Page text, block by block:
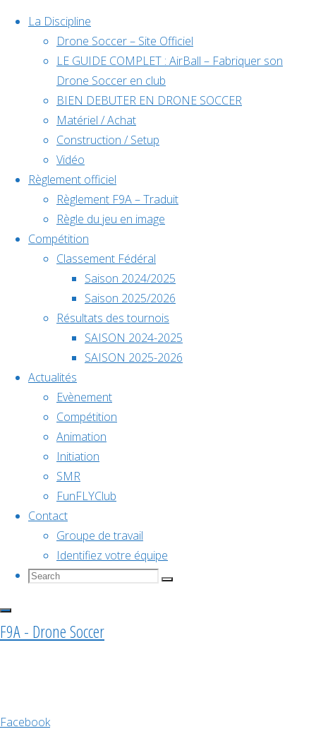
content
La Discipline
Drone Soccer – Site Officiel
LE GUIDE COMPLET : AirBall – Fabriquer son
Drone Soccer en club
BIEN DEBUTER EN DRONE SOCCER
Matériel / Achat
Construction / Setup
Vidéo
Règlement officiel
Règlement F9A – Traduit
Règle du jeu en image
Compétition
Classement Fédéral
Saison 2024/2025
Saison 2025/2026
Résultats des tournois
SAISON 2024-2025
SAISON 2025-2026
Actualités
Evènement
Compétition
Animation
Initiation
SMR
FunFLYClub
Contact
Groupe de travail
Identifiez votre équipe
Search
Search
Search
F9A - Drone Soccer
Facebook
Évènements
à venir
5 décembre @
décembre @
Championnat
France
2026
Drone
©2024 Drone Soccer